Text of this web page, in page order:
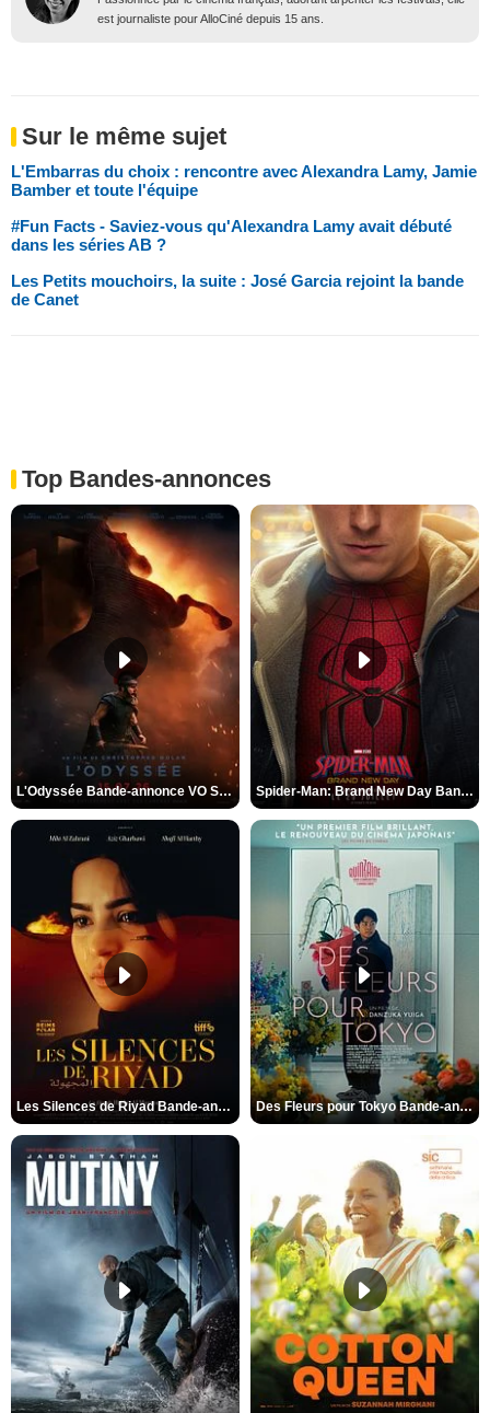
est journaliste pour AlloCiné depuis 15 ans.
Sur le même sujet
L'Embarras du choix : rencontre avec Alexandra Lamy, Jamie
Bamber et toute l'équipe
#Fun Facts - Saviez-vous qu'Alexandra Lamy avait débuté
dans les séries AB ?
Les Petits mouchoirs, la suite : José Garcia rejoint la bande
de Canet
Top Bandes-annonces
L'Odyssée Bande-annonce VO STFR Spider-Man: Brand New Day Bande-annonce VO STFR
Les Silences de Riyad Bande-annonce VO STFR Des Fleurs pour Tokyo Bande-annonce VO STFR